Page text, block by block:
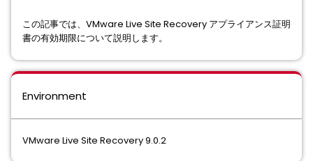
この記事では、VMware Live Site Recovery アプライアンス証明
書の有効期限について説明します。
Environment
VMware Live Site Recovery 9.0.2